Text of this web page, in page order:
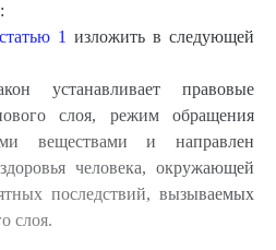
статью 1 изложить в следующей
устанавливает правовые
слоя, режим обращения
веществами и направлен
человека, окружающей
последствий, вызываемых
слоя.